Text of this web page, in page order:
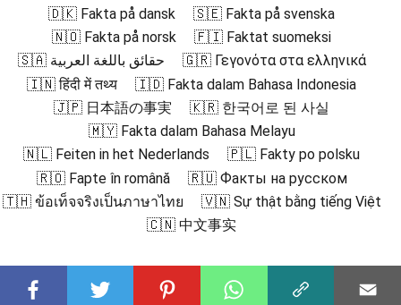
🇩🇰 Fakta på dansk
🇸🇪 Fakta på svenska
🇳🇴 Fakta på norsk
🇫🇮 Faktat suomeksi
🇸🇦 حقائق باللغة العربية
🇬🇷 Γεγονότα στα ελληνικά
🇮🇳 हिंदी में तथ्य
🇮🇩 Fakta dalam Bahasa Indonesia
🇯🇵 日本語の事実
🇰🇷 한국어로 된 사실
🇲🇾 Fakta dalam Bahasa Melayu
🇳🇱 Feiten in het Nederlands
🇵🇱 Fakty po polsku
🇷🇴 Fapte în română
🇷🇺 Факты на русском
🇹🇭 ข้อเท็จจริงเป็นภาษาไทย
🇻🇳 Sự thật bằng tiếng Việt
🇨🇳 中文事实